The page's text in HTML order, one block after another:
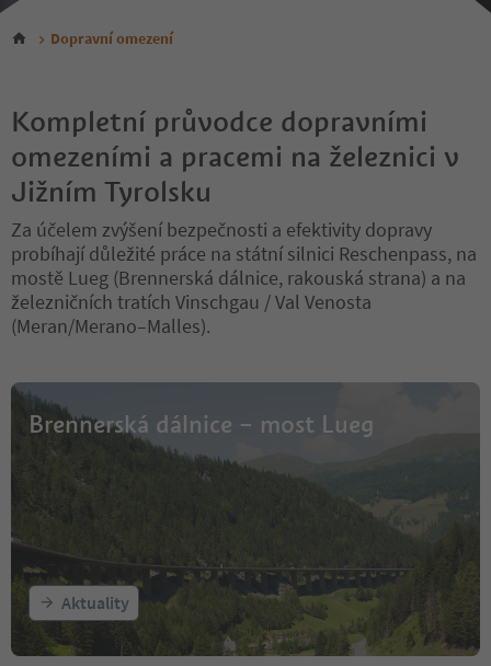
Dopravní omezení
Kompletní průvodce dopravními
omezeními a pracemi na železnici v
Jižním Tyrolsku
Za účelem zvýšení bezpečnosti a efektivity dopravy
probíhají důležité práce na státní silnici Reschenpass, na
mostě Lueg (Brennerská dálnice, rakouská strana) a na
železničních tratích Vinschgau / Val Venosta
(Meran/Merano–Malles).
Brennerská dálnice – most Lueg
Aktuality